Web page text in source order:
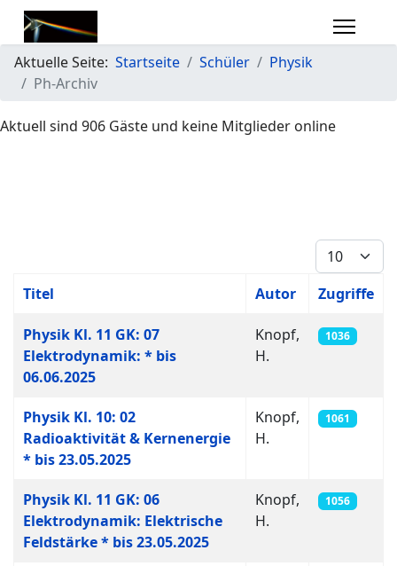
Aktuelle Seite: Startseite Schüler
Physik
Ph-Archiv
Aktuell sind 906 Gäste und keine Mitglieder online
Anzeige #
Titel Autor Zugriffe
Physik Kl. 11 GK: 07
Elektrodynamik: * bis
06.06.2025
Knopf,
H.
1036
Physik Kl. 10: 02
Radioaktivität & Kernenergie
* bis 23.05.2025
Knopf,
H.
1061
Physik Kl. 11 GK: 06
Elektrodynamik: Elektrische
Feldstärke * bis 23.05.2025
Knopf,
H.
1056